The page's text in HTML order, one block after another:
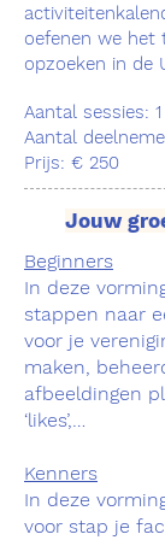
oefenen we het
opzoeken in de
Aantal sessies: 1
Aantal
Prijs: € 250
Jouw
Beginners
In deze
stappen naar
voor je
maken,
afbeeldingen
‘likes’,…
Kenners
In deze
voor stap je